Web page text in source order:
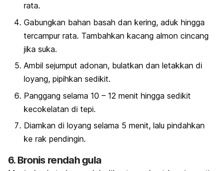
rata.
Gabungkan bahan basah dan kering, aduk hingga
tercampur rata. Tambahkan kacang almon cincang
jika suka.
Ambil sejumput adonan, bulatkan dan letakkan di
loyang, pipihkan sedikit.
Panggang selama 10 – 12 menit hingga sedikit
kecokelatan di tepi.
Diamkan di loyang selama 5 menit, lalu pindahkan
ke rak pendingin.
6. Bronis rendah gula